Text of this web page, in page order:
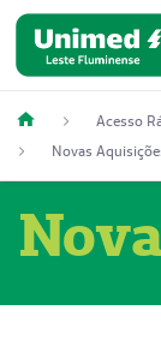
Acesso
Novas